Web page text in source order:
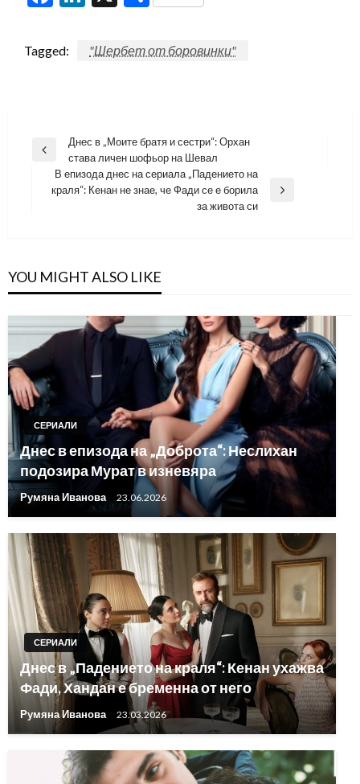
Tagged: "Шербет от боровинки"
Навигация
Previous
Днес в „Моите братя и сестри“: Орхан
става личен шофьор на Шевал
Next
В епизода днес на сериала „Падението на
краля“: Кенан не знае, че Фади се е борила
за живота си
YOU MIGHT ALSO LIKE
СЕРИАЛИ
Днес в епизода на „Доброта“: Неслихан
подозира Мурат в изневяра
Румяна Иванова 23.06.2026
СЕРИАЛИ
Днес в „Падението на краля“: Кенан ухажва
Фади, Хандан е бременна от него
Румяна Иванова 23.03.2026